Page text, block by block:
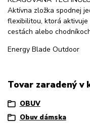
Aktívna zložka spodnej
flexibilitou, ktorá
cestách alebo
Energy Blade Outdoor
Tovar zaradený v
OBUV
Obuv dámska